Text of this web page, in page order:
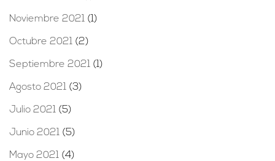
Noviembre 2021 (1)
Octubre 2021 (2)
Septiembre 2021 (1)
Agosto 2021 (3)
Julio 2021 (5)
Junio 2021 (5)
Mayo 2021 (4)